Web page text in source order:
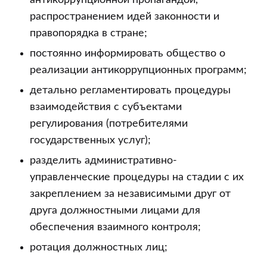
распространением идей законности и
правопорядка в стране;
постоянно информировать общество о
реализации антикоррупционных программ;
детально регламентировать процедуры
взаимодействия с субъектами
регулирования (потребителями
государственных услуг);
разделить административно-
управленческие процедуры на стадии с их
закреплением за независимыми друг от
друга должностными лицами для
обеспечения взаимного контроля;
ротация должностных лиц;